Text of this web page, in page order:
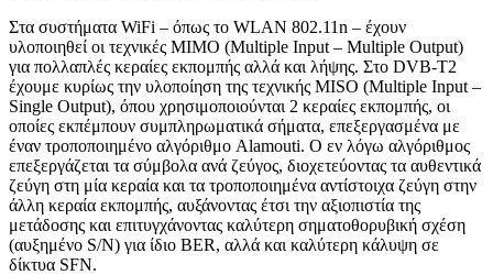
Στα συστήματα WiFi – όπως το WLAN 802.11n – έχουν
υλοποιηθεί οι τεχνικές MIMO (Multiple Input – Multiple Output)
για πολλαπλές κεραίες εκπομπής αλλά και λήψης. Στο DVB-T2
έχουμε κυρίως την υλοποίηση της τεχνικής MISO (Multiple Input –
Single Output), όπου χρησιμοποιούνται 2 κεραίες εκπομπής, οι
οποίες εκπέμπουν συμπληρωματικά σήματα, επεξεργασμένα με
έναν τροποποιημένο αλγόριθμο Alamouti. Ο εν λόγω αλγόριθμος
επεξεργάζεται τα σύμβολα ανά ζεύγος, διοχετεύοντας τα αυθεντικά
ζεύγη στη μία κεραία και τα τροποποιημένα αντίστοιχα ζεύγη στην
άλλη κεραία εκπομπής, αυξάνοντας έτσι την αξιοπιστία της
μετάδοσης και επιτυγχάνοντας καλύτερη σηματοθορυβική σχέση
(αυξημένο S/N) για ίδιο BER, αλλά και καλύτερη κάλυψη σε
δίκτυα SFN.